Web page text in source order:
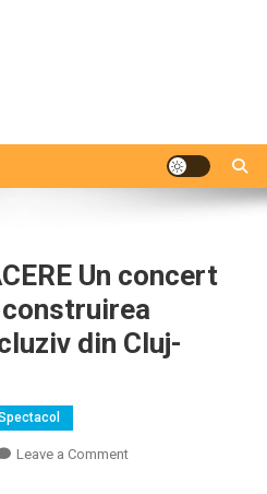
Un concert
din Cluj-
Leave a Commenton